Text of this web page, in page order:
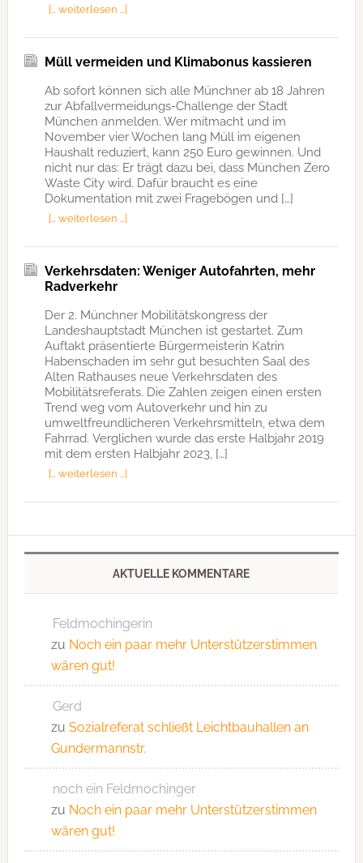
[… weiterlesen …]
Müll vermeiden und Klimabonus kassieren
Ab sofort können sich alle Münchner ab 18 Jahren
zur Abfallvermeidungs-Challenge der Stadt
München anmelden. Wer mitmacht und im
November vier Wochen lang Müll im eigenen
Haushalt reduziert, kann 250 Euro gewinnen. Und
nicht nur das: Er trägt dazu bei, dass München Zero
Waste City wird. Dafür braucht es eine
Dokumentation mit zwei Fragebögen und […]
[… weiterlesen …]
Verkehrsdaten: Weniger Autofahrten, mehr
Radverkehr
Der 2. Münchner Mobilitätskongress der
Landeshauptstadt München ist gestartet. Zum
Auftakt präsentierte Bürgermeisterin Katrin
Habenschaden im sehr gut besuchten Saal des
Alten Rathauses neue Verkehrsdaten des
Mobilitätsreferats. Die Zahlen zeigen einen ersten
Trend weg vom Autoverkehr und hin zu
umweltfreundlicheren Verkehrsmitteln, etwa dem
Fahrrad. Verglichen wurde das erste Halbjahr 2019
mit dem ersten Halbjahr 2023, […]
[… weiterlesen …]
AKTUELLE KOMMENTARE
Feldmochingerin
zu Noch ein paar mehr Unterstützerstimmen
wären gut!
Gerd
zu Sozialreferat schließt Leichtbauhallen an
Gundermannstr.
noch ein Feldmochinger
zu Noch ein paar mehr Unterstützerstimmen
wären gut!